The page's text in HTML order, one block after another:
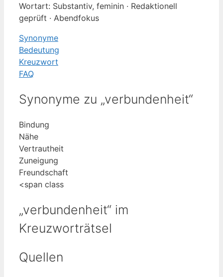
Wortart: Substantiv, feminin · Redaktionell
geprüft · Abendfokus
Synonyme
Bedeutung
Kreuzwort
FAQ
Synonyme zu „verbundenheit“
Bindung
Nähe
Vertrautheit
Zuneigung
Freundschaft
<span class
„verbundenheit“ im
Kreuzworträtsel
Quellen